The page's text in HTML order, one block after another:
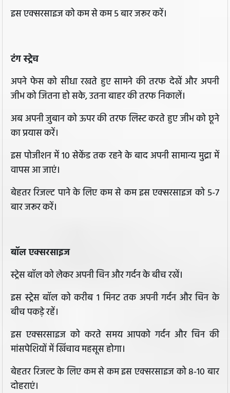
इस एक्सरसाइज को कम से कम 5 बार जरूर करें।
टंग स्ट्रेच
अपने फेस को सीधा रखते हुए सामने की तरफ देखें और अपनी
जीभ को जितना हो सके, उतना बाहर की तरफ निकालें।
अब अपनी जुबान को ऊपर की तरफ लिस्ट करते हुए जीभ को छूने
का प्रयास करें।
इस पोजीशन में 10 सेकेंड तक रहने के बाद अपनी सामान्य मुद्रा में
वापस आ जाएं।
बेहतर रिजल्ट पाने के लिए कम से कम इस एक्सरसाइज को 5-7
बार जरूर करें।
बॉल एक्सरसाइज
स्ट्रेस बॉल को लेकर अपनी चिन और गर्दन के बीच रखें।
इस स्ट्रेस बॉल को करीब 1 मिनट तक अपनी गर्दन और चिन के
बीच पकड़े रहें।
इस एक्सरसाइज को करते समय आपको गर्दन और चिन की
मांसपेशियों में खिंचाव महसूस होगा।
बेहतर रिजल्ट के लिए कम से कम इस एक्सरसाइज को 8-10 बार
दोहराएं।